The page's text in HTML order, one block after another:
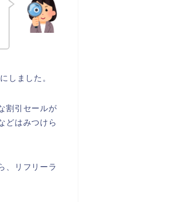
しました。
割引セールが
どはみつけら
、リフリーラ